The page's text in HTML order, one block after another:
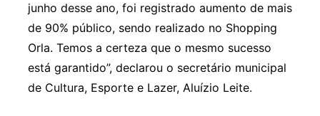
junho desse ano, foi registrado aumento de mais
de 90% público, sendo realizado no Shopping
Orla. Temos a certeza que o mesmo sucesso
está garantido”, declarou o secretário municipal
de Cultura, Esporte e Lazer, Aluízio Leite.